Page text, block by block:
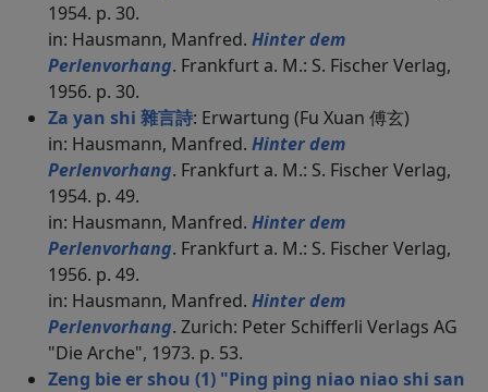
1954. p. 30.
in: Hausmann, Manfred. Hinter dem
Perlenvorhang. Frankfurt a. M.: S. Fischer Verlag,
1956. p. 30.
Za yan shi 雜言詩: Erwartung (Fu Xuan 傅玄)
in: Hausmann, Manfred. Hinter dem
Perlenvorhang. Frankfurt a. M.: S. Fischer Verlag,
1954. p. 49.
in: Hausmann, Manfred. Hinter dem
Perlenvorhang. Frankfurt a. M.: S. Fischer Verlag,
1956. p. 49.
in: Hausmann, Manfred. Hinter dem
Perlenvorhang. Zurich: Peter Schifferli Verlags AG
"Die Arche", 1973. p. 53.
Zeng bie er shou (1) "Ping ping niao niao shi san